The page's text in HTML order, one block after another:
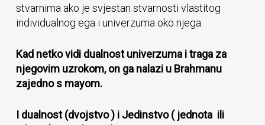
stvarnima ako je svjestan stvarnosti vlastitog
individualnog ega i univerzuma oko njega.
Kad netko vidi dualnost univerzuma i traga za
njegovim uzrokom, on ga nalazi u Brahmanu
zajedno s mayom.
I dualnost (dvojstvo ) i Jedinstvo ( jednota ili